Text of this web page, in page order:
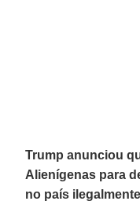
Trump anunciou
Alienígenas para
no país